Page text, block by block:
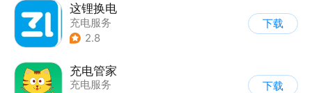
这锂换电
充电服务
2.8
下载
充电管家
充电服务
下载